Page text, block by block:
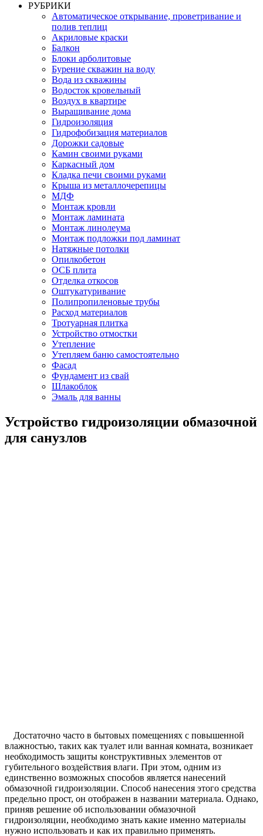
РУБРИКИ
Автоматическое открывание, проветривание и
полив теплиц
Акриловые краски
Балкон
Блоки арболитовые
Бурение скважин на воду
Вода из скважины
Водосток кровельный
Воздух в квартире
Выращивание дома
Гидроизоляция
Гидрофобизация материалов
Дорожки садовые
Камин своими руками
Каркасный дом
Кладка печи своими руками
Крыша из металлочерепицы
МДФ
Монтаж кровли
Монтаж ламината
Монтаж линолеума
Монтаж подложки под ламинат
Натяжные потолки
Опилкобетон
ОСБ плита
Отделка откосов
Оштукатуривание
Полипропиленовые трубы
Расход материалов
Тротуарная плитка
Устройство отмостки
Утепление
Утепляем баню самостоятельно
Фасад
Фундамент из свай
Шлакоблок
Эмаль для ванны
Устройство гидроизоляции обмазочной
для санузлов
Достаточно часто в бытовых помещениях с повышенной
влажностью, таких как туалет или ванная комната, возникает
необходимость защиты конструктивных элементов от
губительного воздействия влаги. При этом, одним из
единственно возможных способов является нанесений
обмазочной гидроизоляции. Способ нанесения этого средства
предельно прост, он отображен в названии материала. Однако,
приняв решение об использовании обмазочной
гидроизоляции, необходимо знать какие именно материалы
нужно использовать и как их правильно применять.